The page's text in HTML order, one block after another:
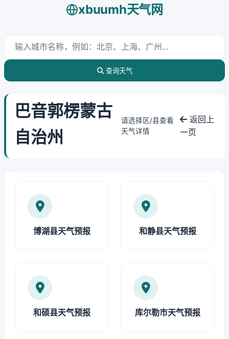
xbuumh天气网
查询天气
巴音郭楞蒙古
自治州
请选择区/县查看
天气详情
返回上
一页
博湖县天气预报 和静县天气预报
和硕县天气预报 库尔勒市天气预报